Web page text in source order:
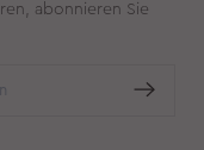
abonnieren Sie